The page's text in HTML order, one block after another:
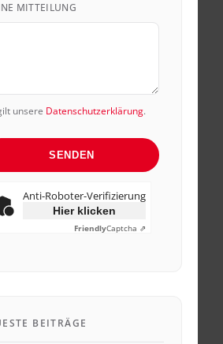
MITTEILUNG
unsere Datenschutzerklärung.
SENDEN
Anti-Roboter-Verifizierung
Hier klicken
FriendlyCaptcha ⇗
BEITRÄGE